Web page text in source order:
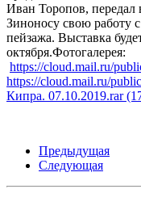
Иван Торопов,
Зиноносу свою работу
пейзажа. Выставка
октября.Фотогалерея:
https://cloud.mail.ru/
https://cloud.mail.ru/
Кипра. 07.10.2019.rar
Предыдущая
Следующая